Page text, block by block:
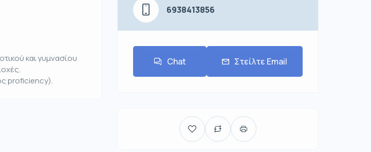
και γυμνασίου
proficiency).
6938413856
Chat Στείλτε Email